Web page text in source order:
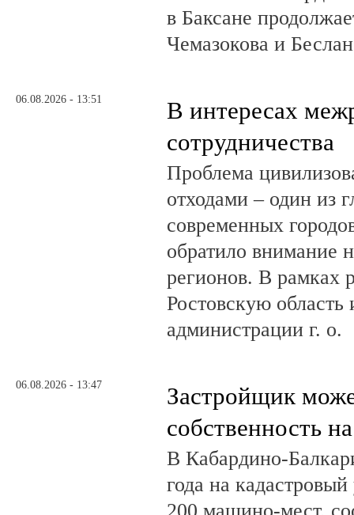
в Баксане
Чемазокова и
06.08.2026 - 13:51
В интересах
сотрудничества
Проблема
отходами – один из
современных
обратило внимание
регионов. В рамках
Ростовскую
администрации г. о.
06.08.2026 - 13:47
Застройщик
собственность
В Кабардино-
года на